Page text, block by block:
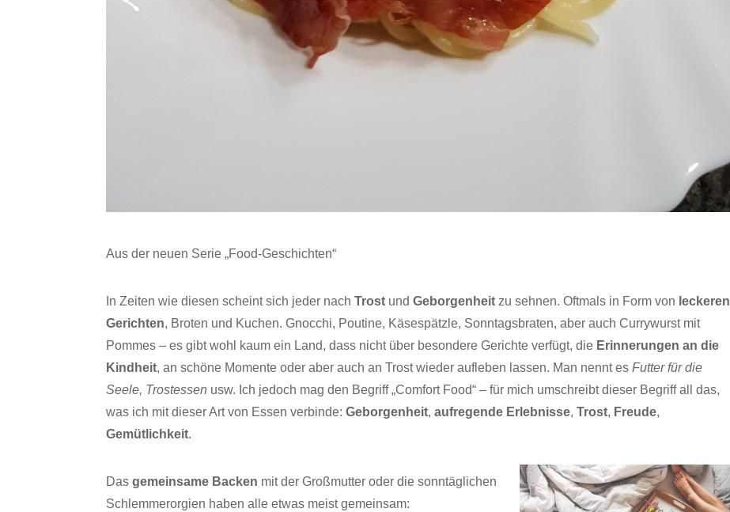
Aus der neuen Serie „Food-Geschichten“
In Zeiten wie diesen scheint sich jeder nachTrost undGeborgenheitzu sehnen. Oftmals in Form von leckeren
Gerichten, Broten und Kuchen. Gnocchi, Poutine, Käsespätzle, Sonntagsbraten, aber auch Currywurst mit
Pommes – es gibt wohl kaum ein Land, dass nicht über besondere Gerichte verfügt, die Erinnerungen an die
Kindheit, an schöne Momente oder aber auch an Trost wieder aufleben lassen. Man nennt esFutter für die
Seele, Trostessen usw. Ich jedoch mag den Begriff „Comfort Food“ – für mich umschreibt dieser Begriff all das,
was ich mit dieser Art von Essen verbinde:Geborgenheit,aufregende Erlebnisse,Trost, Freude,
Gemütlichkeit.
Facebook 0
Dasgemeinsame Backen mit der Großmutter oder die sonntäglichen
Schlemmerorgien haben alle etwas meist gemeinsam: